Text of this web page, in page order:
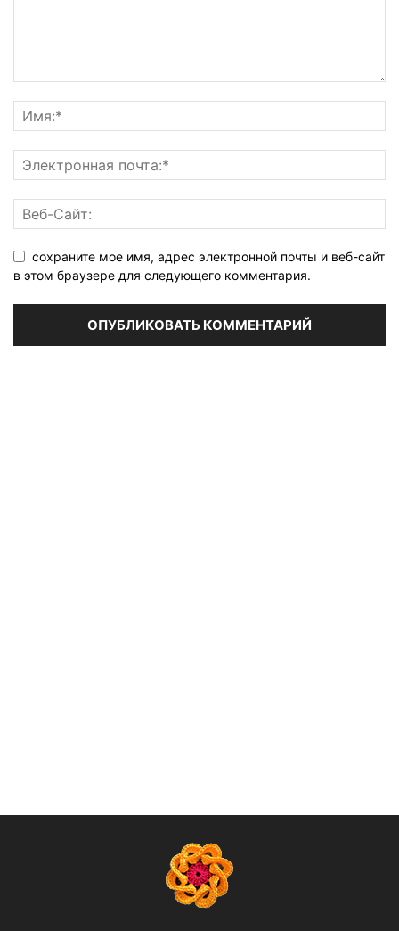
сохраните мое имя, адрес электронной почты и веб-сайт
в этом браузере для следующего комментария.